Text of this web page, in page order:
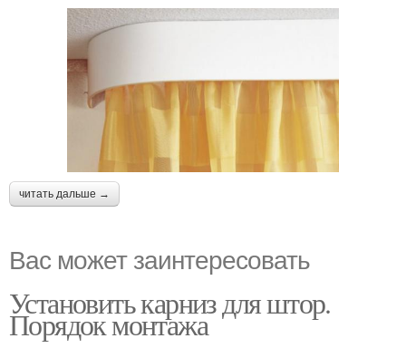
читать дальше →
Вас может заинтересовать
Установить карниз для штор.
Порядок монтажа